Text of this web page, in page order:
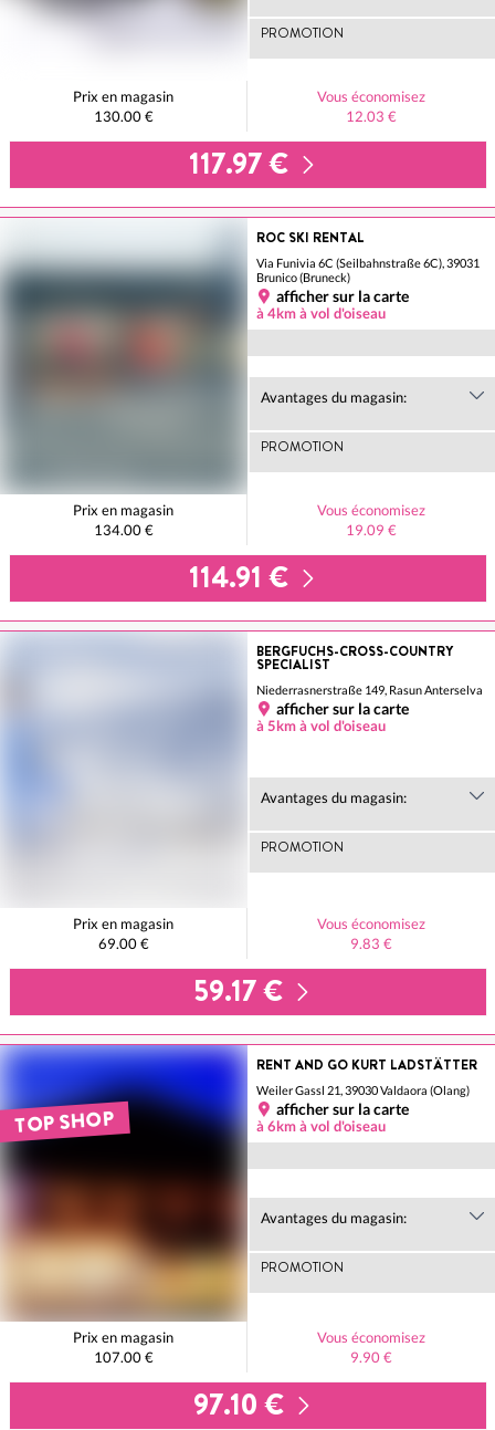
PROMOTION
Prix en magasin
130.00 €
Vous économisez
12.03 €
117.97 €
ROC SKI RENTAL
Via Funivia 6C (Seilbahnstraße 6C), 39031
Brunico (Bruneck)
afficher sur la carte
à 4km à vol d'oiseau
Avantages du magasin:
PROMOTION
Prix en magasin
134.00 €
Vous économisez
19.09 €
114.91 €
BERGFUCHS-CROSS-COUNTRY
SPECIALIST
Niederrasnerstraße 149, Rasun Anterselva
afficher sur la carte
à 5km à vol d'oiseau
Avantages du magasin:
PROMOTION
Prix en magasin
69.00 €
Vous économisez
9.83 €
59.17 €
TOP SHOP
RENT AND GO KURT LADSTÄTTER
Weiler Gassl 21, 39030 Valdaora (Olang)
afficher sur la carte
à 6km à vol d'oiseau
Avantages du magasin:
PROMOTION
Prix en magasin
107.00 €
Vous économisez
9.90 €
97.10 €